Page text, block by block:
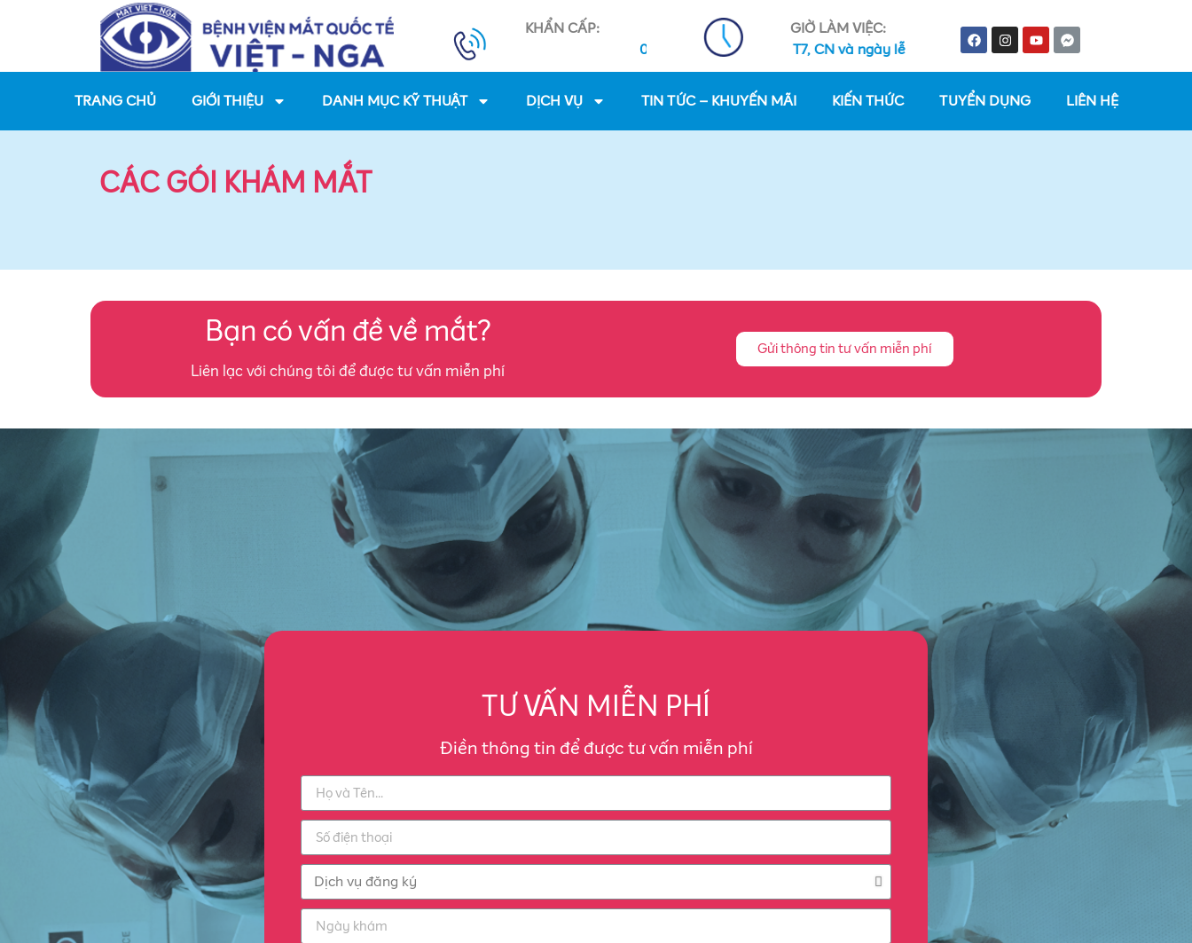
KHẨN CẤP:
0931 8888 01 - 0931 8888 02
GIỜ LÀM VIỆC:
8:00 - 17:30 tất cả các ngày T7, CN và ngày lễ
TRANG CHỦ GIỚI THIỆU DANH MỤC KỸ THUẬT DỊCH VỤ TIN TỨC – KHUYẾN MÃI KIẾN THỨC TUYỂN DỤNG LIÊN HỆ
CÁC GÓI KHÁM MẮT
Bạn có vấn đề về mắt?
Liên lạc với chúng tôi để được tư vấn miễn phí
Gửi thông tin tư vấn miễn phí
TƯ VẤN MIỄN PHÍ
Điền thông tin để được tư vấn miễn phí​